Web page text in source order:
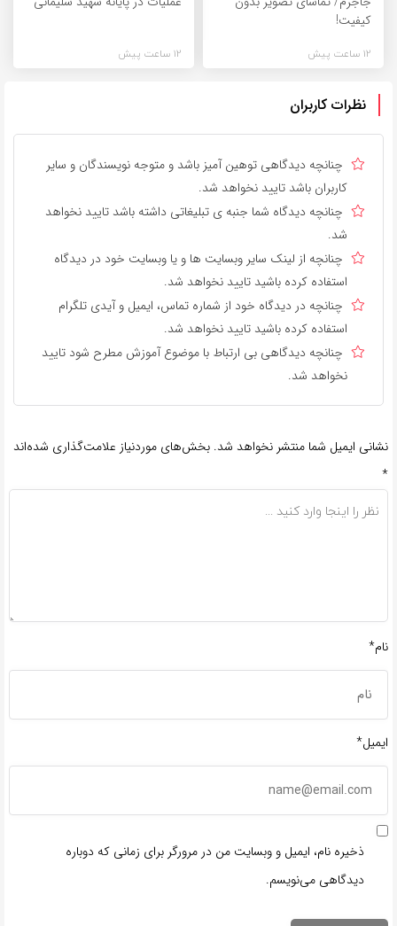
کیفیت!
12 ساعت پیش 12 ساعت پیش
نظرات کاربران
چنانچه دیدگاهی توهین آمیز باشد و متوجه نویسندگان و سایر
کاربران باشد تایید نخواهد شد.
چنانچه دیدگاه شما جنبه ی تبلیغاتی داشته باشد تایید نخواهد
شد.
چنانچه از لینک سایر وبسایت ها و یا وبسایت خود در دیدگاه
استفاده کرده باشید تایید نخواهد شد.
چنانچه در دیدگاه خود از شماره تماس، ایمیل و آیدی تلگرام
استفاده کرده باشید تایید نخواهد شد.
چنانچه دیدگاهی بی ارتباط با موضوع آموزش مطرح شود تایید
نخواهد شد.
نشانی ایمیل شما منتشر نخواهد شد. بخش‌های موردنیاز علامت‌گذاری شده‌اند
*
نام*
ایمیل*
ذخیره نام، ایمیل و وبسایت من در مرورگر برای زمانی که دوباره
دیدگاهی می‌نویسم.